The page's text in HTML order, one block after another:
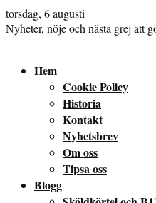
torsdag, 6 augusti
Nyheter, nöje och nästa grej att
Hem
Cookie Policy
Historia
Kontakt
Nyhetsbrev
Om oss
Tipsa oss
Blogg